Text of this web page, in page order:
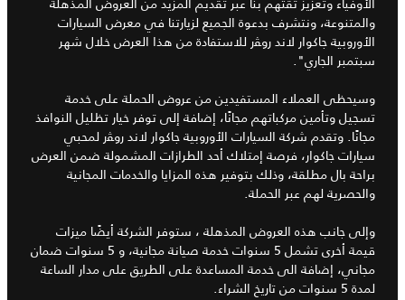
والمتنوعة، ونتشرف بدعوة الجميع لزيارتنا في معرض السيارات
الأوروبية جاكوار لاند روﭭر للاستفادة من هذا العرض خلال شهر
سبتمبر الجاري".
وسيحظى العملاء المستفيدين من عروض الحملة على خدمة
تسجيل وتأمين مركباتهم مجانًا، إضافة إلى توفر خيار تظليل النوافذ
مجانًا. وتقدم شركة السيارات الأوروبية جاكوار لاند روﭭر لمحبي
سيارات جاكوار، فرصة إمتلاك أحد الطرازات المشمولة ضمن العرض
براحة بال مطلقة، وذلك بتوفير هذه المزايا والخدمات المجانية
والحصرية لهم عبر الحملة.
وإلى جانب هذه العروض المذهلة ، ستوفر الشركة أيضًا ميزات
قيمة أخرى تشمل 5 سنوات خدمة صيانة مجانية، و 5 سنوات ضمان
مجاني، إضافة الى خدمة المساعدة على الطريق على مدار الساعة
لمدة 5 سنوات من تاريخ الشراء.